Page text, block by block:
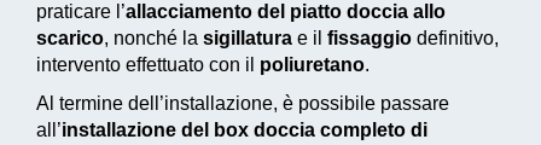
praticare l’allacciamento del piatto doccia allo
scarico, nonché la sigillatura e il fissaggio definitivo,
intervento effettuato con il poliuretano.
Al termine dell’installazione, è possibile passare
all’installazione del box doccia completo di